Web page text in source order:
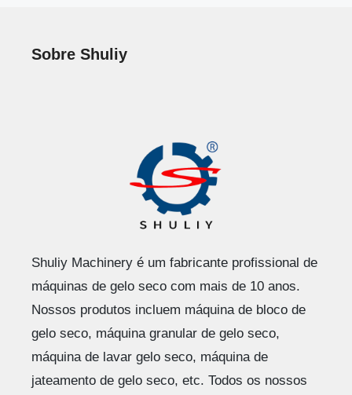
Sobre Shuliy
Shuliy Machinery é um fabricante profissional de
máquinas de gelo seco com mais de 10 anos.
Nossos produtos incluem máquina de bloco de
gelo seco, máquina granular de gelo seco,
máquina de lavar gelo seco, máquina de
jateamento de gelo seco, etc. Todos os nossos